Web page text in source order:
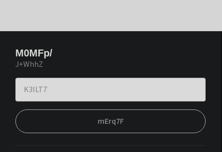
M0MFp/
J+WhhZ
mErq7F